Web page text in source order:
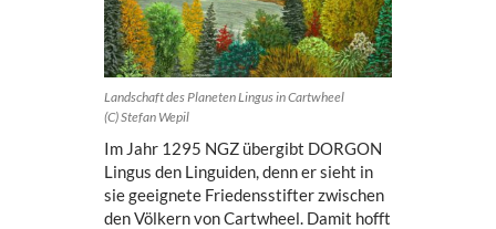
Landschaft des Planeten Lingus in Cartwheel
(C) Stefan Wepil
Im Jahr 1295 NGZ übergibt DORGON
Lingus den Linguiden, denn er sieht in
sie geeignete Friedensstifter zwischen
den Völkern von Cartwheel. Damit hofft